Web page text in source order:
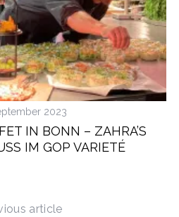
2023
IN BONN – ZAHRA’S
IM GOP VARIETÉ
article